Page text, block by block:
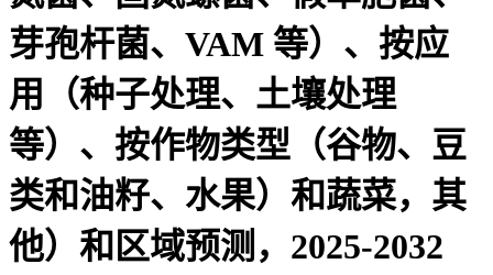
芽孢杆菌、VAM 等）、按应
用（种子处理、土壤处理
等）、按作物类型（谷物、豆
类和油籽、水果）和蔬菜，其
他）和区域预测，2025-2032